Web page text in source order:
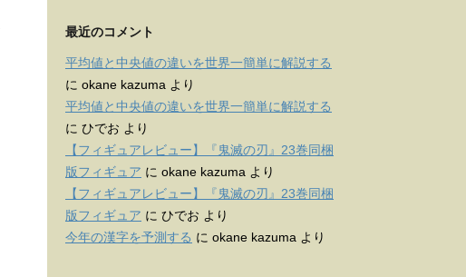
最近のコメント
平均値と中央値の違いを世界一簡単に解説する
に okane kazuma より
平均値と中央値の違いを世界一簡単に解説する
に ひでお より
【フィギュアレビュー】『鬼滅の刃』23巻同梱
版フィギュア に okane kazuma より
【フィギュアレビュー】『鬼滅の刃』23巻同梱
版フィギュア に ひでお より
今年の漢字を予測する に okane kazuma より